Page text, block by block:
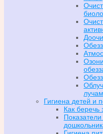
Гигиена детей и
Как беречь